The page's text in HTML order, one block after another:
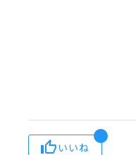
いいね